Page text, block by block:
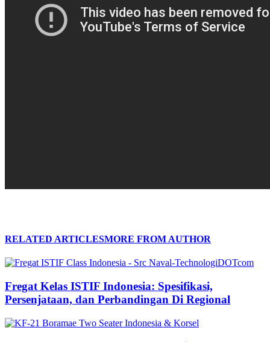
RELATED ARTICLESMORE FROM AUTHOR
Fregat Kelas ISTIF Indonesia: Spesifikasi,
Persenjataan, dan Perbandingan Di Regional